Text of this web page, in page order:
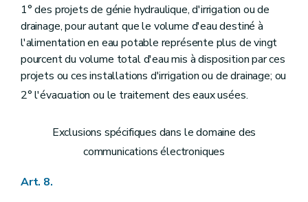
1° des projets de génie hydraulique, d'irrigation ou de
drainage, pour autant que le volume d'eau destiné à
l'alimentation en eau potable représente plus de vingt
pourcent du volume total d'eau mis à disposition par ces
projets ou ces installations d'irrigation ou de drainage; ou
2° l'évacuation ou le traitement des eaux usées.
Exclusions spécifiques dans le domaine des
communications électroniques
Art. 8.